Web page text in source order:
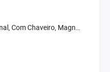
Com Chaveiro, Magnético